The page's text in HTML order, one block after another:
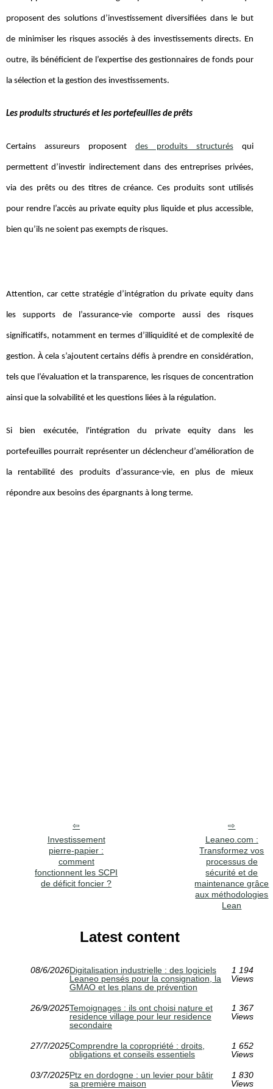
proposent des solutions d’investissement diversifiées dans le but
de minimiser les risques associés à des investissements directs. En
outre, ils bénéficient de l’expertise des gestionnaires de fonds pour
la sélection et la gestion des investissements.
Les produits structurés et les portefeuilles de prêts
Certains assureurs proposent des produits structurésqui
permettent d’investir indirectement dans des entreprises privées,
via des prêts ou des titres de créance. Ces produits sont utilisés
pour rendre l’accès au private equity plus liquide et plus accessible,
bien qu’ils ne soient pas exempts de risques.
Attention, car cette stratégie d’intégration du private equity dans
les supports de l’assurance-vie comporte aussi des risques
significatifs, notamment en termes d’illiquidité et de complexité de
gestion. À cela s’ajoutent certains défis à prendre en considération,
tels que l’évaluation et la transparence, les risques de concentration
ainsi que la solvabilité et les questions liées à la régulation.
Si bien exécutée, l'intégration du private equity dans les
portefeuilles pourrait représenter un déclencheur d’amélioration de
la rentabilité des produits d’assurance-vie, en plus de mieux
répondre aux besoins des épargnants à long terme.
Investissement
pierre-papier :
comment
fonctionnent les SCPI
de déficit foncier ?
Leaneo.com :
Transformez vos
processus de
sécurité et de
maintenance grâce
aux méthodologies
Lean
Latest content
08/6/2026Digitalisation industrielle : des logiciels
Leaneo pensés pour la consignation, la
GMAO et les plans de prévention
1 194
Views
26/9/2025Temoignages : ils ont choisi nature et
residence village pour leur residence
secondaire
1 367
Views
27/7/2025Comprendre la copropriété : droits,
obligations et conseils essentiels
1 652
Views
03/7/2025Ptz en dordogne : un levier pour bâtir
sa première maison
1 830
Views